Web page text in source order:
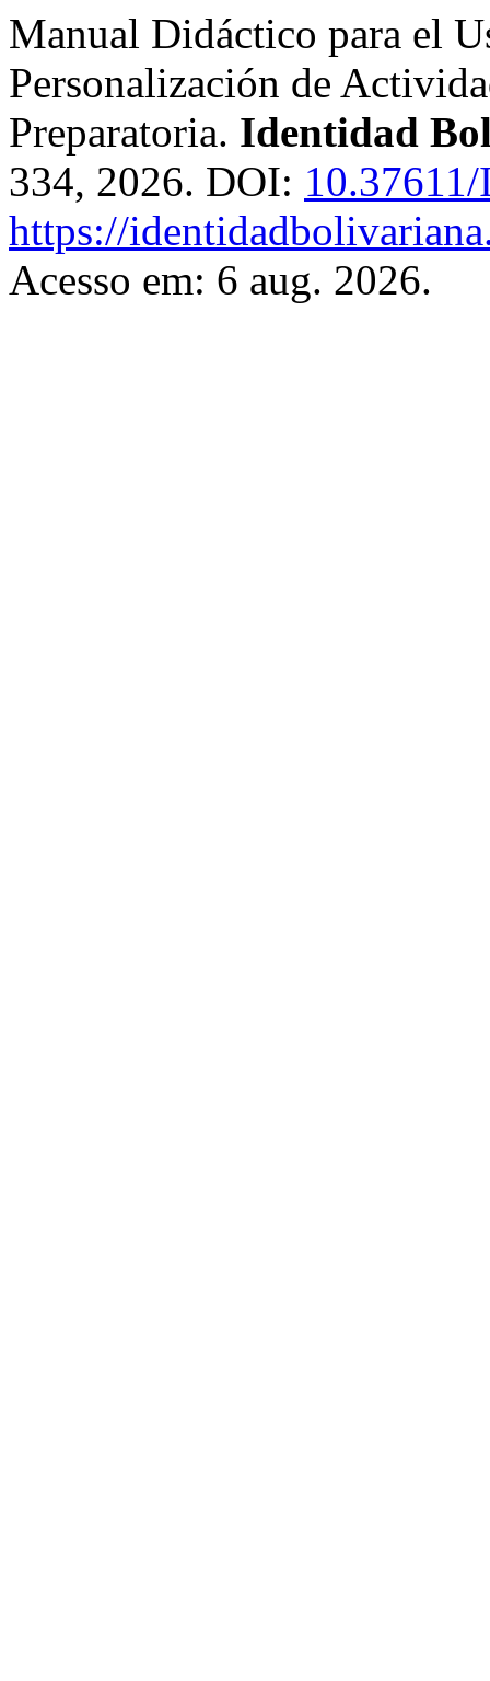
Manual Didáctico para el
Personalización de
Preparatoria. Identidad
334, 2026. DOI:
https://
Acesso em: 6 aug. 2026.